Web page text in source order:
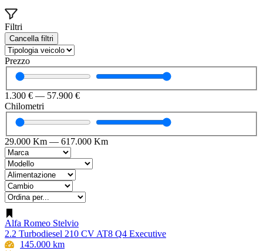
Filtri
Cancella filtri
Prezzo
1.300 € — 57.900 €
Chilometri
29.000 Km — 617.000 Km
Alfa Romeo Stelvio
2.2 Turbodiesel 210 CV AT8 Q4 Executive
145.000 km